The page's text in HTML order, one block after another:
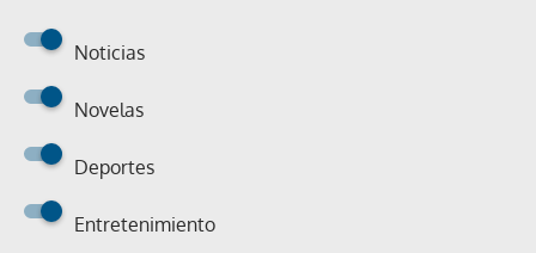
Noticias
Novelas
Deportes
Entretenimiento